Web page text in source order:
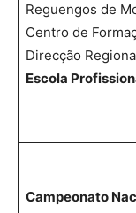
Reguengos de
Centro de
Direcção
Escola
Campeonato